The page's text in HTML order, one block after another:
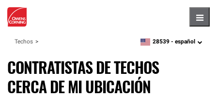
Techos zipcode,language
28539 - español
CONTRATISTAS DE TECHOS
CERCA DE MI UBICACIÓN